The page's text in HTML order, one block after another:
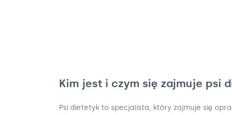
Kim jest i czym się zajmuje psi
Psi dietetyk to specjalista, który zajmuje się